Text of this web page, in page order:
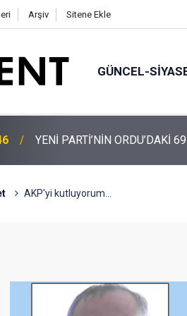
Arşiv Sitene Ekle
GÜNCEL-
YENİ PARTİ ALTINORDU’DA
AKP'yi kutluyorum...